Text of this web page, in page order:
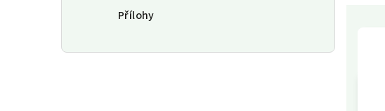
Přílohy